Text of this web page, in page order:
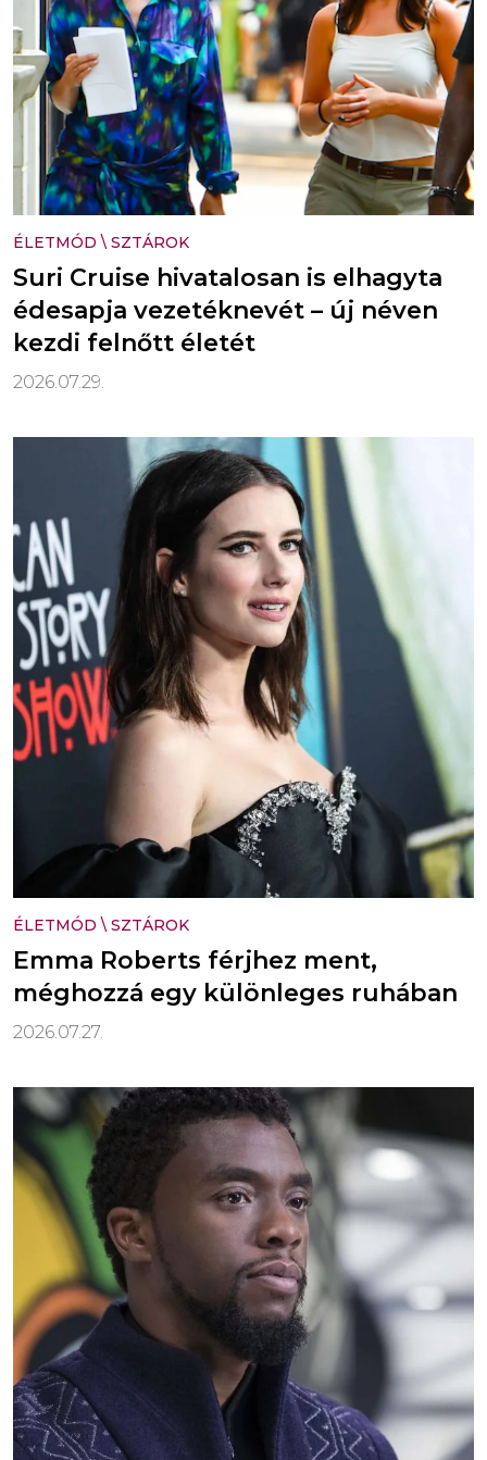
ÉLETMÓD \ SZTÁROK
Suri Cruise hivatalosan is elhagyta
édesapja vezetéknevét – új néven
kezdi felnőtt életét
2026.07.29.
ÉLETMÓD \ SZTÁROK
Emma Roberts férjhez ment,
méghozzá egy különleges ruhában
2026.07.27.